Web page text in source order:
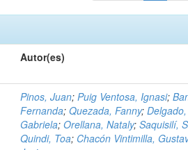
Autor(es)
Pinos, Juan;Puig Ventosa, Ignasi;
Fernanda;Quezada, Fanny;Delgado,
Gabriela;Orellana, Nataly;Saquisilí,
Quindi, Toa; Chacón Vintimilla,